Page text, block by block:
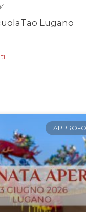
Lugano